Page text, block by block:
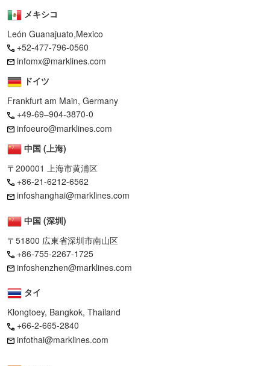
メキシコ
León Guanajuato,Mexico
+52-477-796-0560
infomx@marklines.com
ドイツ
Frankfurt am Main, Germany
+49-69–904-3870-0
infoeuro@marklines.com
中国 (上海)
〒200001 上海市黄浦区
+86-21-6212-6562
infoshanghai@marklines.com
中国 (深圳)
〒51800 広東省深圳市南山区
+86-755-2267-1725
infoshenzhen@marklines.com
タイ
Klongtoey, Bangkok, Thailand
+66-2-665-2840
infothai@marklines.com